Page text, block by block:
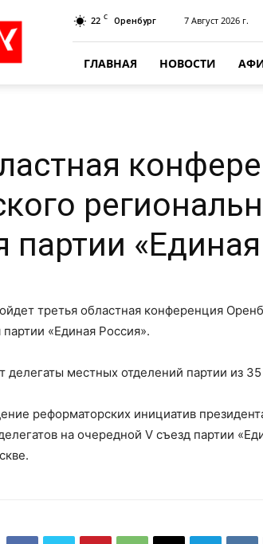
22 C Оренбург 7 Август 2026 г.
ГЛАВНАЯ НОВОСТИ
партии
третья областная конференция
«Единая Россия».
местных отделений партии из
реформаторских инициатив
на очередной V съезд партии